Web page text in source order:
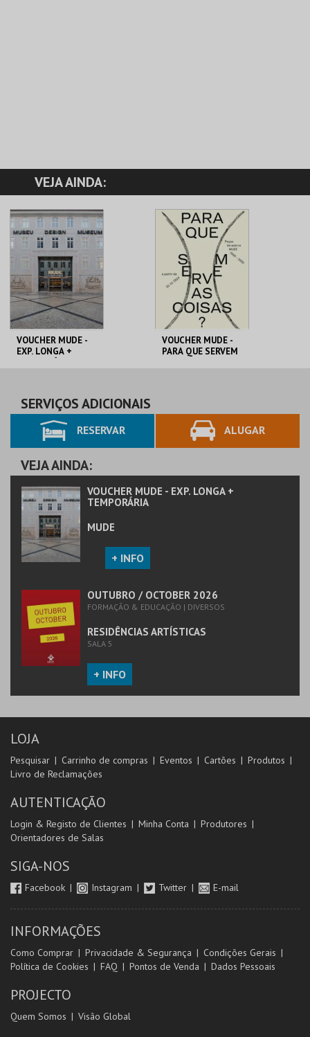
VEJA AINDA:
VOUCHER MUDE -
EXP. LONGA +
PREÇO INTEIRO
MAIS INFO
COMPRAR
VOUCHER MUDE -
PARA QUE SERVEM
MAIS INFO
SERVIÇOS ADICIONAIS
RESERVAR ALUGAR
VEJA AINDA:
VOUCHER MUDE - EXP. LONGA +
TEMPORÁRIA
MUDE
+ INFO
OUTUBRO / OCTOBER 2026
FORMAÇÃO & EDUCAÇÃO | DIVERSOS
RESIDÊNCIAS ARTÍSTICAS
SALA 5
+ INFO
LOJA
Pesquisar Carrinho de compras Eventos Cartões
Produtos
Livro de Reclamações
AUTENTICAÇÃO
Login & Registo de Clientes Minha Conta
Produtores
Orientadores de Salas
SIGA-NOS
Facebook Instagram Twitter E-mail
INFORMAÇÕES
Como Comprar Privacidade & Segurança
Condições Gerais
Política de Cookies
FAQ Pontos de Venda Dados Pessoais
PROJECTO
Quem Somos Visão Global